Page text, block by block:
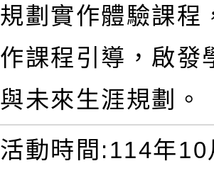
規劃實作體驗課程
作課程引導，啟發
與未來生涯規劃。
活動時間:114年